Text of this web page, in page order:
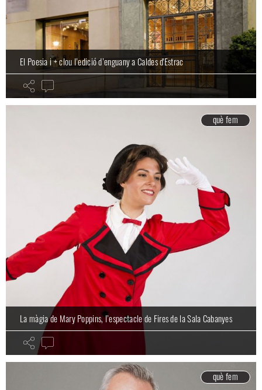
El Poesia i + clou l’edició d’enguany a Caldes d'Estrac
què fem
La màgia de Mary Poppins, l’espectacle de Fires de la Sala Cabanyes
què fem